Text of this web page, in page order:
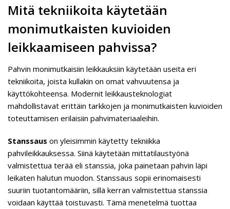
Mitä tekniikoita käytetään
monimutkaisten kuvioiden
leikkaamiseen pahvissa?
Pahvin monimutkaisiin leikkauksiin käytetään useita eri
tekniikoita, joista kullakin on omat vahvuutensa ja
käyttökohteensa. Modernit leikkausteknologiat
mahdollistavat erittäin tarkkojen ja monimutkaisten kuvioiden
toteuttamisen erilaisiin pahvimateriaaleihin.
Stanssaus on yleisimmin käytetty tekniikka
pahvileikkauksessa. Siinä käytetään mittatilaustyönä
valmistettua terää eli stanssia, joka painetaan pahvin läpi
leikaten halutun muodon. Stanssaus sopii erinomaisesti
suuriin tuotantomääriin, sillä kerran valmistettua stanssia
voidaan käyttää toistuvasti. Tämä menetelmä tuottaa